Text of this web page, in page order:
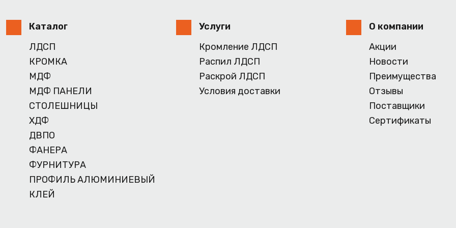
Каталог
ЛДСП
КРОМКА
МДФ
МДФ ПАНЕЛИ
СТОЛЕШНИЦЫ
ХДФ
ДВПО
ФАНЕРА
ФУРНИТУРА
ПРОФИЛЬ АЛЮМИНИЕВЫЙ
КЛЕЙ
Услуги
Кромление ЛДСП
Распил ЛДСП
Раскрой ЛДСП
Условия доставки
О компании
Акции
Новости
Преимущества
Отзывы
Поставщики
Сертификаты